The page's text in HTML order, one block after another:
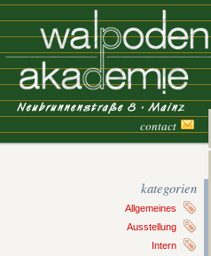
contact
kategorien
Allgemeines
Ausstellung
Intern